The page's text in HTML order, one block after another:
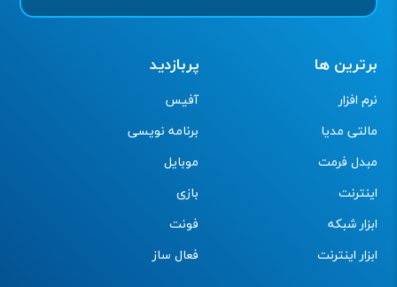
برترین ها
نرم افزار
مالتی مدیا
مبدل فرمت
اینترنت
ابزار شبکه
ابزار اینترنت
پربازدید
آفیس
برنامه نویسی
موبایل
بازی
فونت
فعال ساز